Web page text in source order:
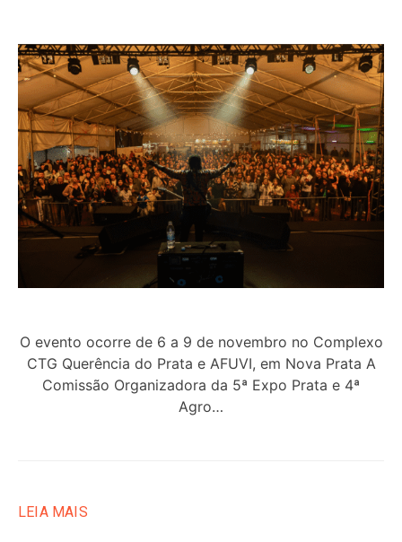
O evento ocorre de 6 a 9 de novembro no Complexo
CTG Querência do Prata e AFUVI, em Nova Prata A
Comissão Organizadora da 5ª Expo Prata e 4ª
Agro…
LEIA MAIS